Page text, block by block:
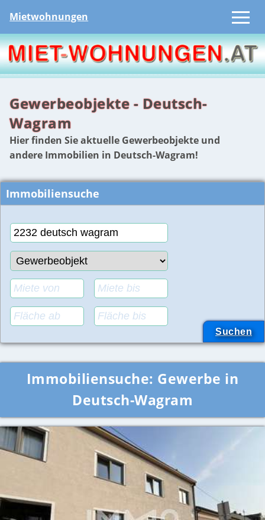
Mietwohnungen
Gewerbeobjekte - Deutsch-
Wagram
Hier finden Sie aktuelle Gewerbeobjekte und
andere Immobilien in Deutsch-Wagram!
Immobiliensuche
Immobiliensuche: Gewerbe in
Deutsch-Wagram